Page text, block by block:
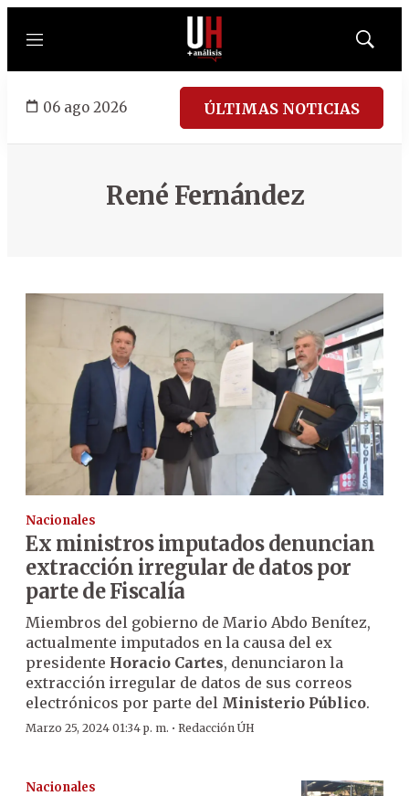
Menú
Mostrar
06 ago 2026 ÚLTIMAS NOTICIAS
René Fernández
Nacionales
Ex ministros imputados denuncian
extracción irregular de datos por
parte de Fiscalía
Miembros del gobierno de Mario Abdo Benítez,
actualmente imputados en la causa del ex
presidente Horacio Cartes, denunciaron la
extracción irregular de datos de sus correos
electrónicos por parte del Ministerio Público.
Marzo 25, 2024 01:34 p. m. · Redacción ÚH
Nacionales